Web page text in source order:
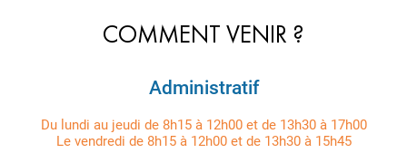
COMMENT VENIR ?
Administratif
Du lundi au jeudi de 8h15 à 12h00 et de 13h30 à 17h00
Le vendredi de 8h15 à 12h00 et de 13h30 à 15h45